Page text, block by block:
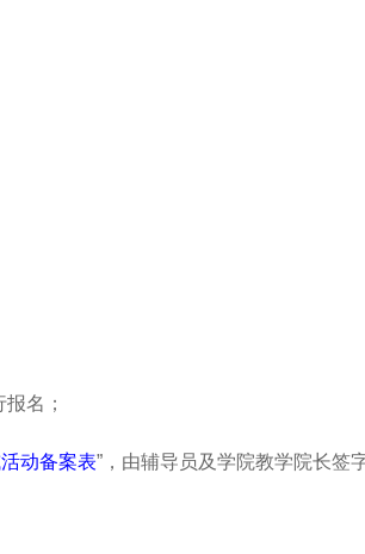
报名；
动备案表”，由辅导员及学院教学院长签